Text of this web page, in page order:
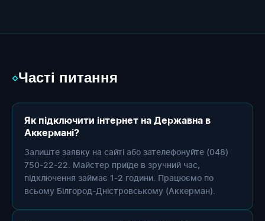
◇Часті питання
Як підключити інтернет на Державна в
Аккермані?
Залиште заявку на сайті або зателефонуйте (048)
750-22-22. Майстер приїде в зручний час,
підключення займає 1-2 години. Працюємо по
всьому Білгород-Дністровському (Аккерман).